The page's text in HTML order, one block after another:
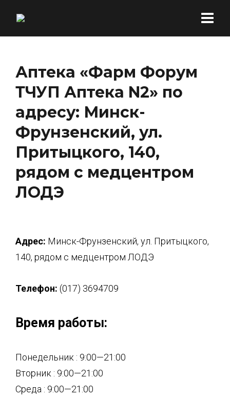
Аптека «Фарм Форум
ТЧУП Аптека N2» по
адресу: Минск-
Фрунзенский, ул.
Притыцкого, 140,
рядом с медцентром
ЛОДЭ
Адрес: Минск-Фрунзенский, ул. Притыцкого,
140, рядом с медцентром ЛОДЭ
Телефон: (017) 3694709
Время работы:
Понедельник : 9:00—21:00
Вторник : 9:00—21:00
Среда : 9:00—21:00